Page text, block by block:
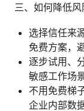
三、如何降低风
选择信任来
免费方案，
逐步试用、
敏感工作场
不用免费梯
企业内部数